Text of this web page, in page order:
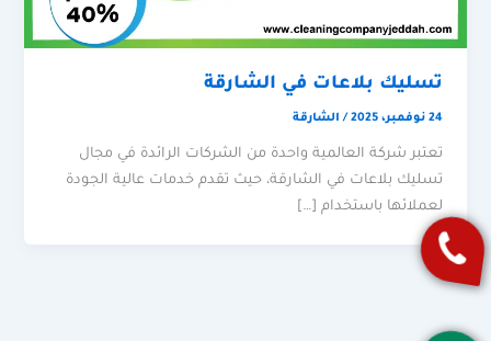
تسليك بلاعات في الشارقة
24 نوفمبر، 2025 / الشارقة
تعتبر شركة العالمية واحدة من الشركات الرائدة في مجال
تسليك بلاعات في الشارقة، حيث تقدم خدمات عالية الجودة
لعملائها باستخدام […]